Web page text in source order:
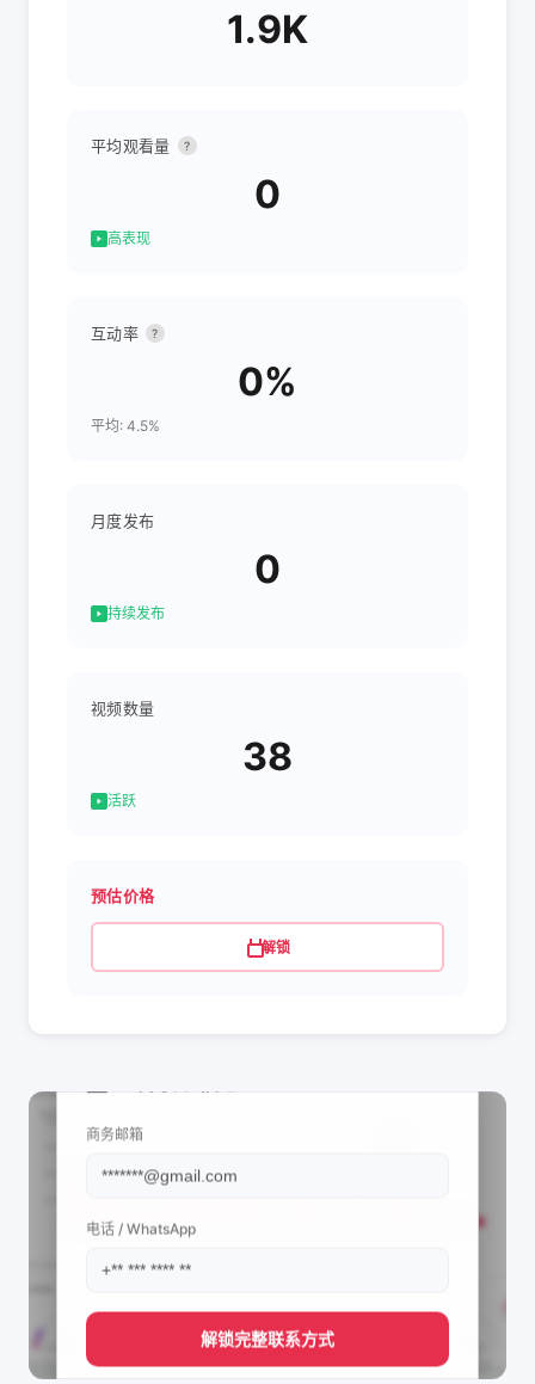
1.9K
平均观看量 ?
0
高表现
互动率 ?
0%
平均: 4.5%
月度发布
0
持续发布
视频数量
38
活跃
预估价格
解锁
商务邮箱
电话 / WhatsApp
解锁完整联系方式